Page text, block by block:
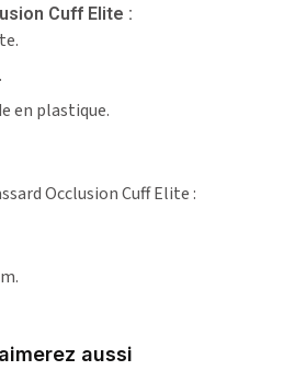
Cuff Elite :
en plastique.
Occlusion Cuff Elite :
aussi